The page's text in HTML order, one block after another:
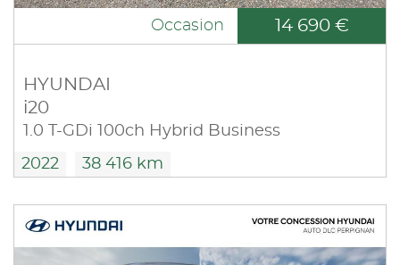
Occasion 14 690 €
HYUNDAI
i20
1.0 T-GDi 100ch Hybrid Business
2022 38 416 km